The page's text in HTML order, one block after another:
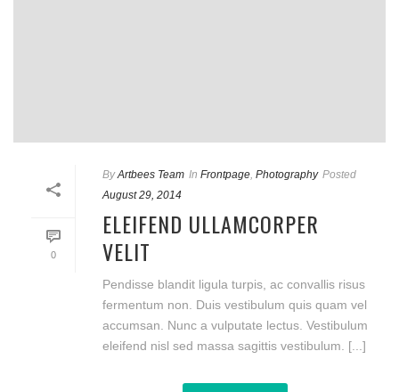
0
By Artbees Team In Frontpage, Photography Posted
August 29, 2014
ELEIFEND ULLAMCORPER
VELIT
Pendisse blandit ligula turpis, ac convallis risus
fermentum non. Duis vestibulum quis quam vel
accumsan. Nunc a vulputate lectus. Vestibulum
eleifend nisl sed massa sagittis vestibulum. [...]